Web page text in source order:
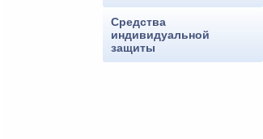
Средства
индивидуальной
защиты